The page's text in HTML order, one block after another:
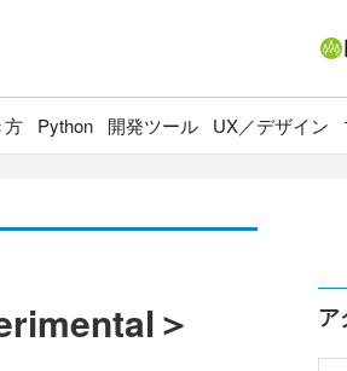
方 Python 開発ツール UX／デザイン
＞
ア